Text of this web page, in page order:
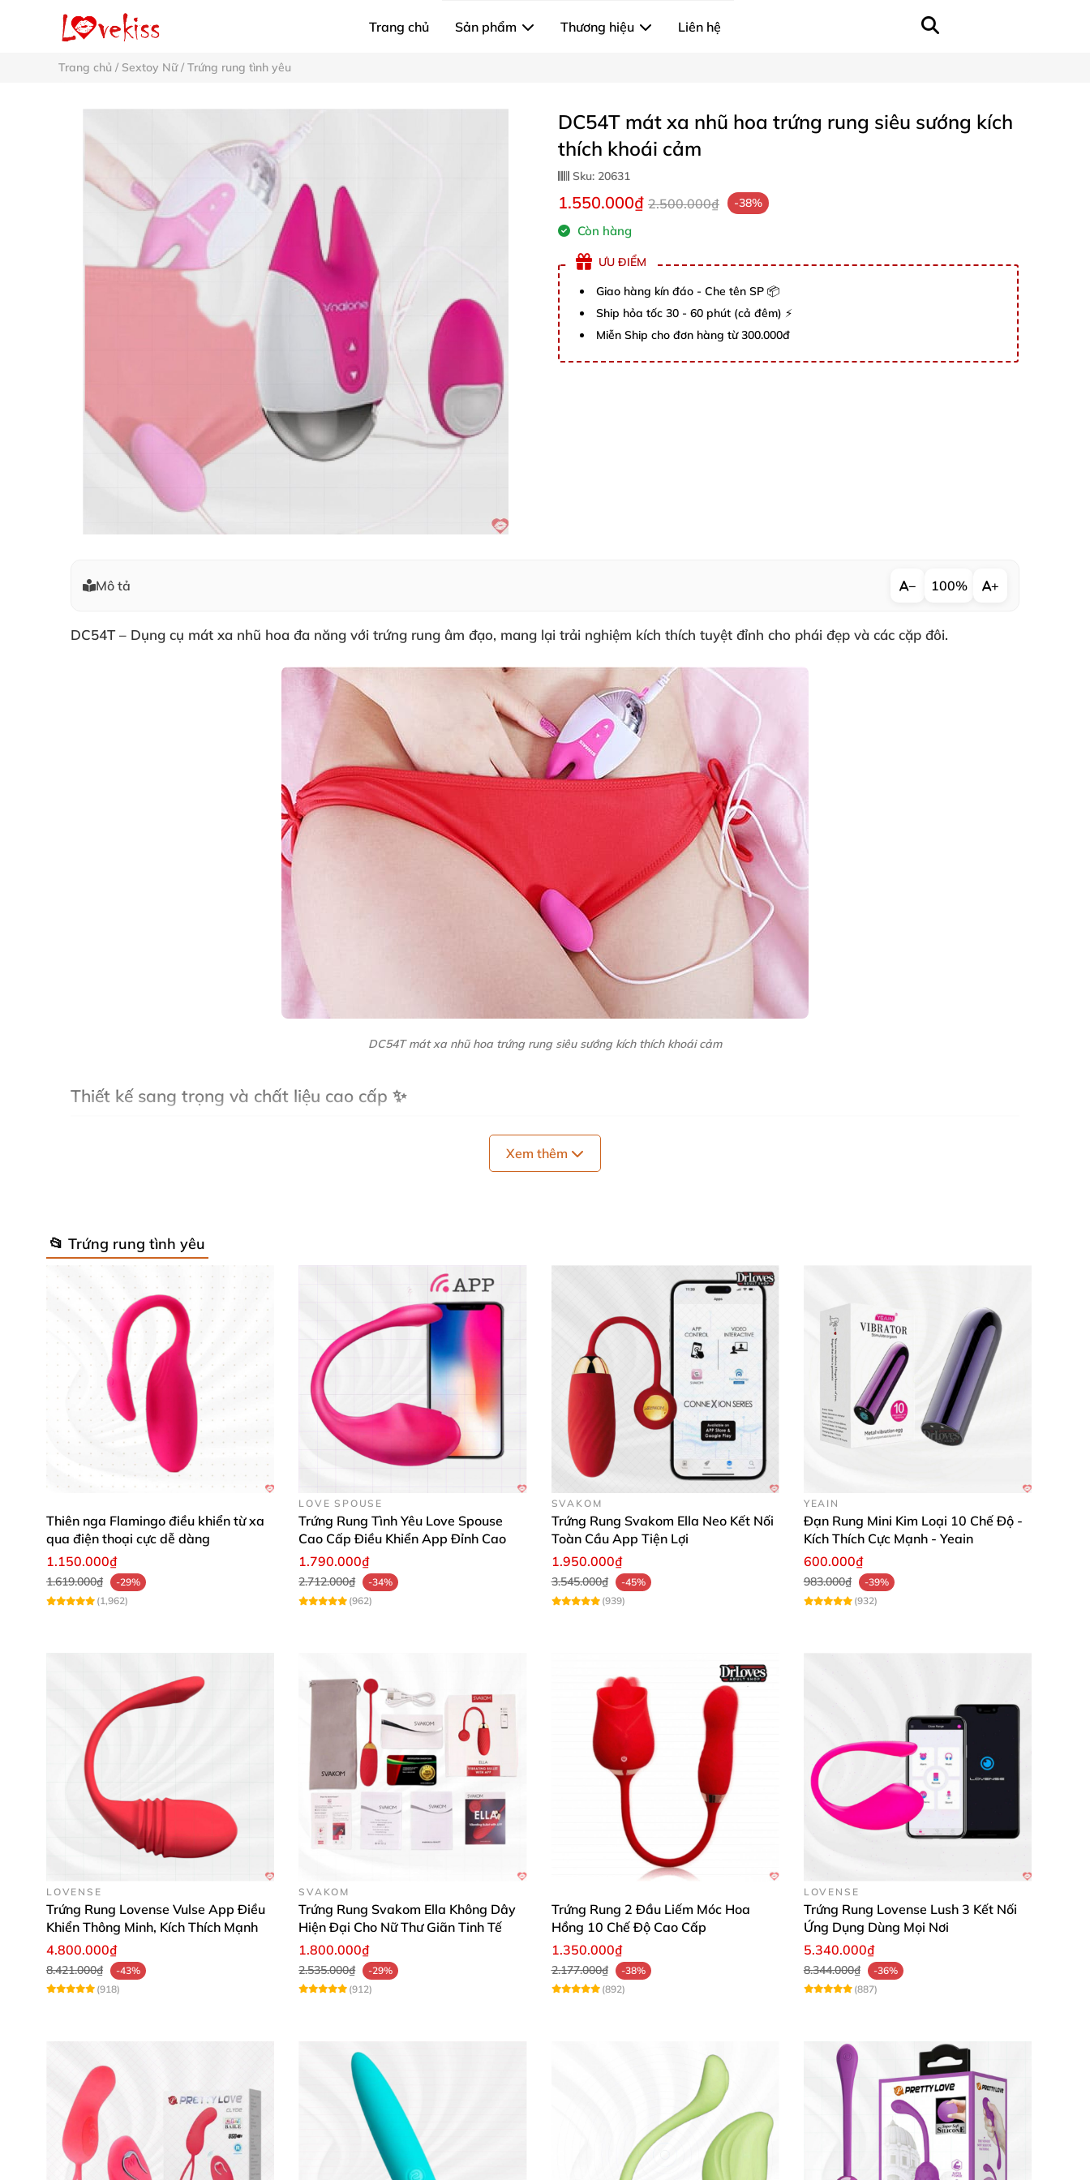
Trang chủ Sản phẩm Thương hiệu Liên hệ
Trang chủ / Sextoy Nữ/ Trứng rung tình yêu
DC54T mát xa nhũ hoa trứng rung siêu sướng kích
thích khoái cảm
Sku: 20631
1.550.000₫ 2.500.000₫ -38%
Còn hàng
ƯU ĐIỂM
Giao hàng kín đáo - Che tên SP 📦
Ship hỏa tốc 30 - 60 phút (cả đêm) ⚡
Miễn Ship cho đơn hàng từ 300.000đ
Mô tả − 100% +
DC54T – Dụng cụ mát xa nhũ hoa đa năng với trứng rung âm đạo, mang lại trải nghiệm kích thích tuyệt đỉnh cho phái đẹp và các cặp đôi.
DC54T mát xa nhũ hoa trứng rung siêu sướng kích thích khoái cảm
Thiết kế sang trọng và chất liệu cao cấp ✨
Dụng cụ mát xa DC54T được chế tác từ silicon mềm mại và ABS chất lượng cao, hoàn toàn an toàn, thân thiện với da. Màu trắng hồng thanh lịch
toát lên vẻ nữ tính đầy quyến rũ. Thiết kế nhỏ gọn với kích thước 9.2cm giúp bạn dễ dàng cầm nắm và sử dụng mọi lúc mọi nơi. Đây chính là món đồ
Công nghệ rung đa tần số – tận hưởng khoái cảm kép 🔥
DC54T sở hữu 7 chế độ rung đa dạng, giúp kích thích tối đa vùng nhũ hoa cùng trứng rung âm đạo. Đặc biệt, phần đầu vú với xúc tu kẹp rung cực
mạnh sẽ mang đến cảm giác kích thích lan tỏa, đánh thức từng tế bào nhạy cảm. Sự kết hợp hoàn hảo giữa rung ngực và rung âm đạo khiến bạn
trải nghiệm những khoái cảm trọn vẹn, thăng hoa cực độ.
Pin sạc tiện lợi cùng thời gian sử dụng lên đến 3 giờ cho phép bạn tận hưởng những giây phút thăng hoa hoàn hảo không bị gián đoạn. Dụng cụ này
phù hợp cho các bạn nữ và các cặp đôi muốn làm mới cuộc sống phòng the, tạo nên những trận yêu cuồng nhiệt và đầy cảm xúc.
Công dụng đa năng, thăng hoa mọi giác quan 💞
Xem thêm
📂 Trứng rung tình yêu
Thiên nga Flamingo điều khiển từ xa
qua điện thoại cực dễ dàng
1.150.000₫
1.619.000₫
-29%
(1,962)
LOVE SPOUSE
Trứng Rung Tình Yêu Love Spouse
Cao Cấp Điều Khiển App Đỉnh Cao
1.790.000₫
2.712.000₫
-34%
(962)
SVAKOM
Trứng Rung Svakom Ella Neo Kết Nối
Toàn Cầu App Tiện Lợi
1.950.000₫
3.545.000₫
-45%
(939)
YEAIN
Đạn Rung Mini Kim Loại 10 Chế Độ -
Kích Thích Cực Mạnh - Yeain
600.000₫
983.000₫
-39%
(932)
LOVENSE
Trứng Rung Lovense Vulse App Điều
Khiển Thông Minh, Kích Thích Mạnh
4.800.000₫
8.421.000₫
-43%
(918)
SVAKOM
Trứng Rung Svakom Ella Không Dây
Hiện Đại Cho Nữ Thư Giãn Tinh Tế
1.800.000₫
2.535.000₫
-29%
(912)
Trứng Rung 2 Đầu Liếm Móc Hoa
Hồng 10 Chế Độ Cao Cấp
1.350.000₫
2.177.000₫
-38%
(892)
LOVENSE
Trứng Rung Lovense Lush 3 Kết Nối
Ứng Dụng Dùng Mọi Nơi
5.340.000₫
8.344.000₫
-36%
(887)